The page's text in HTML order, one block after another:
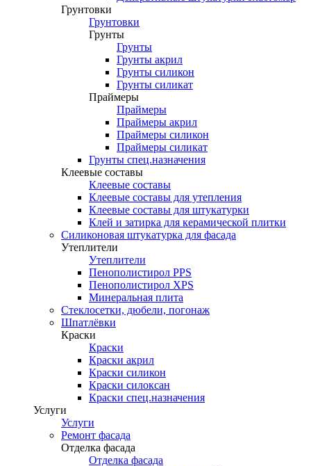
Грунтовки
Грунтовки
Грунты
Грунты
Грунты акрил
Грунты силикон
Грунты силикат
Праймеры
Праймеры
Праймеры акрил
Праймеры силикон
Праймеры силикат
Грунты спец.назначения
Клеевые составы
Клеевые составы
Клеевые составы для утепления
Клеевые составы для штукатурки
Клей и затирка для керамической плитки
Силиконовая штукатурка для фасада
Утеплители
Утеплители
Пенополистирол PPS
Пенополистирол XPS
Минеральная плита
Стеклосетки, дюбели, погонаж
Шпатлёвки
Краски
Краски
Краски акрил
Краски силикон
Краски силоксан
Краски спец.назначения
Услуги
Услуги
Ремонт фасада
Отделка фасада
Отделка фасада